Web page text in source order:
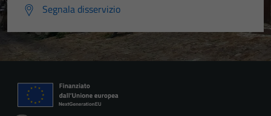
Segnala disservizio